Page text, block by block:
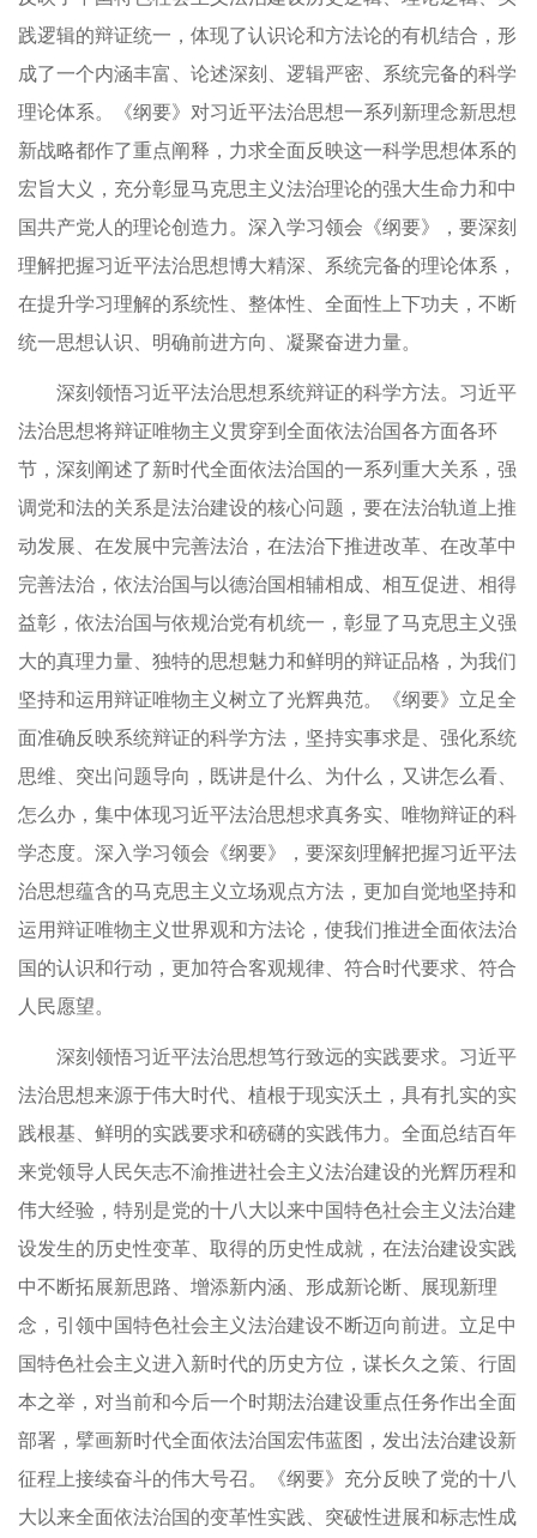
践逻辑的辩证统一，体现了认识论和方法论的有机结合，形
成了一个内涵丰富、论述深刻、逻辑严密、系统完备的科学
理论体系。《纲要》对习近平法治思想一系列新理念新思想
新战略都作了重点阐释，力求全面反映这一科学思想体系的
宏旨大义，充分彰显马克思主义法治理论的强大生命力和中
国共产党人的理论创造力。深入学习领会《纲要》，要深刻
理解把握习近平法治思想博大精深、系统完备的理论体系，
在提升学习理解的系统性、整体性、全面性上下功夫，不断
统一思想认识、明确前进方向、凝聚奋进力量。
深刻领悟习近平法治思想系统辩证的科学方法。习近平
法治思想将辩证唯物主义贯穿到全面依法治国各方面各环
节，深刻阐述了新时代全面依法治国的一系列重大关系，强
调党和法的关系是法治建设的核心问题，要在法治轨道上推
动发展、在发展中完善法治，在法治下推进改革、在改革中
完善法治，依法治国与以德治国相辅相成、相互促进、相得
益彰，依法治国与依规治党有机统一，彰显了马克思主义强
大的真理力量、独特的思想魅力和鲜明的辩证品格，为我们
坚持和运用辩证唯物主义树立了光辉典范。《纲要》立足全
面准确反映系统辩证的科学方法，坚持实事求是、强化系统
思维、突出问题导向，既讲是什么、为什么，又讲怎么看、
怎么办，集中体现习近平法治思想求真务实、唯物辩证的科
学态度。深入学习领会《纲要》，要深刻理解把握习近平法
治思想蕴含的马克思主义立场观点方法，更加自觉地坚持和
运用辩证唯物主义世界观和方法论，使我们推进全面依法治
国的认识和行动，更加符合客观规律、符合时代要求、符合
人民愿望。
深刻领悟习近平法治思想笃行致远的实践要求。习近平
法治思想来源于伟大时代、植根于现实沃土，具有扎实的实
践根基、鲜明的实践要求和磅礴的实践伟力。全面总结百年
来党领导人民矢志不渝推进社会主义法治建设的光辉历程和
伟大经验，特别是党的十八大以来中国特色社会主义法治建
设发生的历史性变革、取得的历史性成就，在法治建设实践
中不断拓展新思路、增添新内涵、形成新论断、展现新理
念，引领中国特色社会主义法治建设不断迈向前进。立足中
国特色社会主义进入新时代的历史方位，谋长久之策、行固
本之举，对当前和今后一个时期法治建设重点任务作出全面
部署，擘画新时代全面依法治国宏伟蓝图，发出法治建设新
征程上接续奋斗的伟大号召。《纲要》充分反映了党的十八
大以来全面依法治国的变革性实践、突破性进展和标志性成